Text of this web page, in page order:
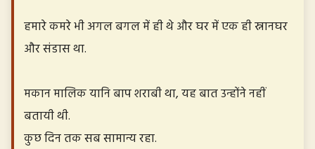
हमारे कमरे भी अगल बगल में ही थे और घर में एक ही स्नानघर
और संडास था.
मकान मालिक यानि बाप शराबी था, यह बात उन्होंने नहीं
बतायी थी.
कुछ दिन तक सब सामान्य रहा.